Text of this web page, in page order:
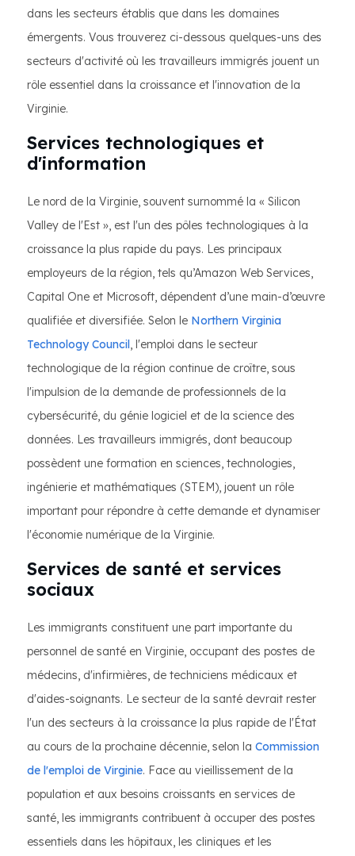
dans les secteurs établis que dans les domaines
émergents. Vous trouverez ci-dessous quelques-uns des
secteurs d'activité où les travailleurs immigrés jouent un
rôle essentiel dans la croissance et l'innovation de la
Virginie.
Services technologiques et
d'information
Le nord de la Virginie, souvent surnommé la « Silicon
Valley de l'Est », est l'un des pôles technologiques à la
croissance la plus rapide du pays. Les principaux
employeurs de la région, tels qu’Amazon Web Services,
Capital One et Microsoft, dépendent d’une main-d’œuvre
qualifiée et diversifiée. Selon le Northern Virginia
Technology Council, l'emploi dans le secteur
technologique de la région continue de croître, sous
l'impulsion de la demande de professionnels de la
cybersécurité, du génie logiciel et de la science des
données. Les travailleurs immigrés, dont beaucoup
possèdent une formation en sciences, technologies,
ingénierie et mathématiques (STEM), jouent un rôle
important pour répondre à cette demande et dynamiser
l'économie numérique de la Virginie.
Services de santé et services
sociaux
Les immigrants constituent une part importante du
personnel de santé en Virginie, occupant des postes de
médecins, d'infirmières, de techniciens médicaux et
d'aides-soignants. Le secteur de la santé devrait rester
l'un des secteurs à la croissance la plus rapide de l'État
au cours de la prochaine décennie, selon la Commission
de l'emploi de Virginie. Face au vieillissement de la
population et aux besoins croissants en services de
santé, les immigrants contribuent à occuper des postes
essentiels dans les hôpitaux, les cliniques et les